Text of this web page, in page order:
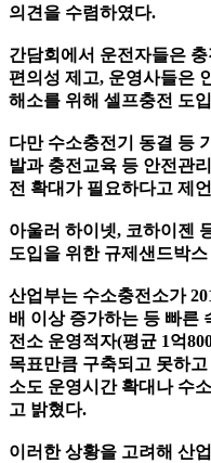
의견을 수렴하였다.
간담회에서 운전자들은
편의성 제고, 운영사들은
해소를 위해 셀프충전 도
다만 수소충전기 동결 등
발과 충전교육 등 안전관
전 확대가 필요하다고 제
아울러 하이넷, 코하이젠
도입을 위한 규제샌드박
산업부는 수소충전소가
배 이상 증가하는 등 빠른
전소 운영적자(평균 1억
목표만큼 구축되고 못하
소도 운영시간 확대나 수
고 밝혔다.
이러한 상황을 고려해 산